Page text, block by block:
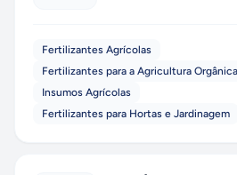
Fertilizantes Agrícolas
Fertilizantes para a Agricultura Orgânica
Insumos Agrícolas
Fertilizantes para Hortas e Jardinagem